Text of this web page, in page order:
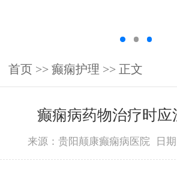
首页 >> 癫痫护理 >> 正文
癫痫病药物治疗时应
来源：贵阳颠康癫痫病医院 日